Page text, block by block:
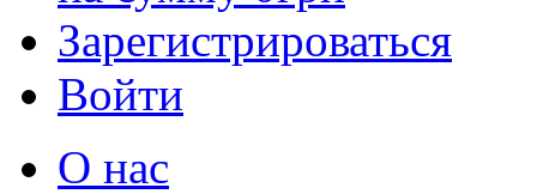
Зарегистрироваться
Войти
О нас